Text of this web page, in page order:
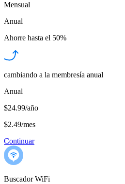
Mensual
Anual
Ahorre hasta el 50%
cambiando a la membresía anual
Anual
$24.99/año
$2.49/mes
Continuar
Buscador WiFi